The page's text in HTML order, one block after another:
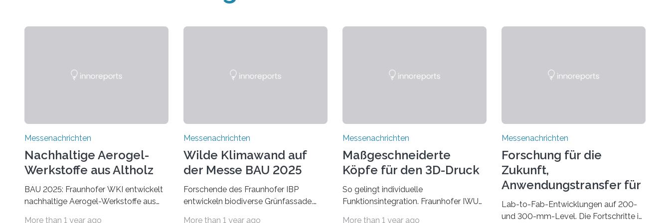
Messenachrichten
Nachhaltige Aerogel-
Werkstoffe aus Altholz
BAU 2025: Fraunhofer WKI entwickelt
nachhaltige Aerogel-Werkstoffe aus
More than 1 year ago
Messenachrichten
Wilde Klimawand auf
der Messe BAU 2025
Forschende des Fraunhofer IBP
entwickeln biodiverse Grünfassade.
More than 1 year ago
Messenachrichten
Maßgeschneiderte
Köpfe für den 3D-Druck
So gelingt individuelle
Funktionsintegration. Fraunhofer IWU
More than 1 year ago
Messenachrichten
Forschung für die
Zukunft,
Anwendungstransfer für
die Gegenwart
Lab-to-Fab-Entwicklungen auf 200-
und 300-mm-Level. Die Fortschritte in